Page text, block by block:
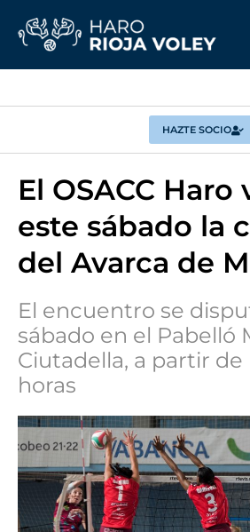
HAZTE SOCIO
El OSACC Haro
este sábado la
del Avarca de
El encuentro se
sábado en el Pabelló
Ciutadella, a partir de
horas